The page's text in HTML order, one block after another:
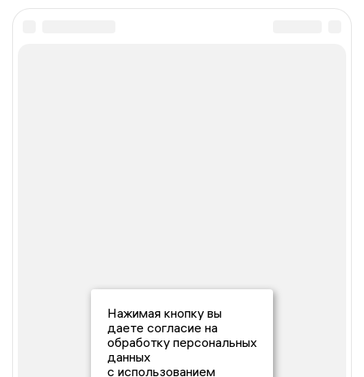
Нажимая кнопку вы
даете согласие на
обработку персональных
данных
с использованием